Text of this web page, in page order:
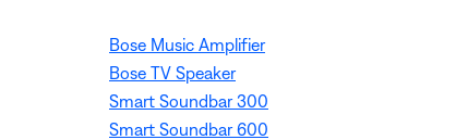
Bose Music Amplifier
Bose TV Speaker
Smart Soundbar 300
Smart Soundbar 600